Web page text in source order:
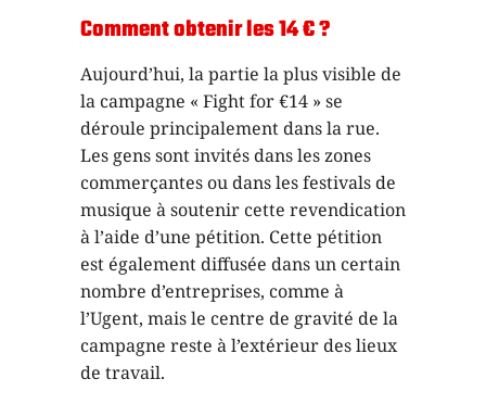
Comment obtenir les 14 € ?
Aujourd’hui, la partie la plus visible de
la campagne « Fight for €14 » se
déroule principalement dans la rue.
Les gens sont invités dans les zones
commerçantes ou dans les festivals de
musique à soutenir cette revendication
à l’aide d’une pétition. Cette pétition
est également diffusée dans un certain
nombre d’entreprises, comme à
l’Ugent, mais le centre de gravité de la
campagne reste à l’extérieur des lieux
de travail.